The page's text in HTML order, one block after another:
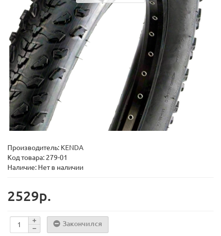
Производитель: KENDA
Код товара: 279-01
Наличие: Нет в наличии
2529р.
Закончился